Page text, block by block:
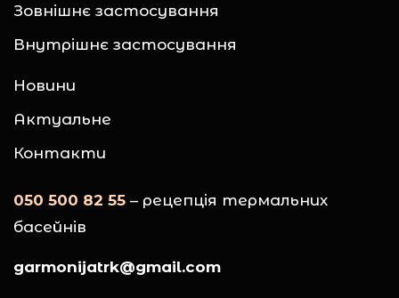
Зовнішнє застосування
Внутрішнє застосування
Новини
Актуальне
Контакти
050 500 82 55 – рецепція термальних
басейнів
garmonijatrk@gmail.com